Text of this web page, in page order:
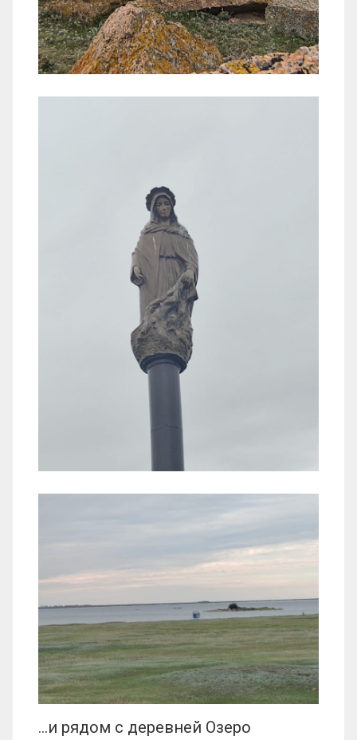
…и рядом с деревней Озеро